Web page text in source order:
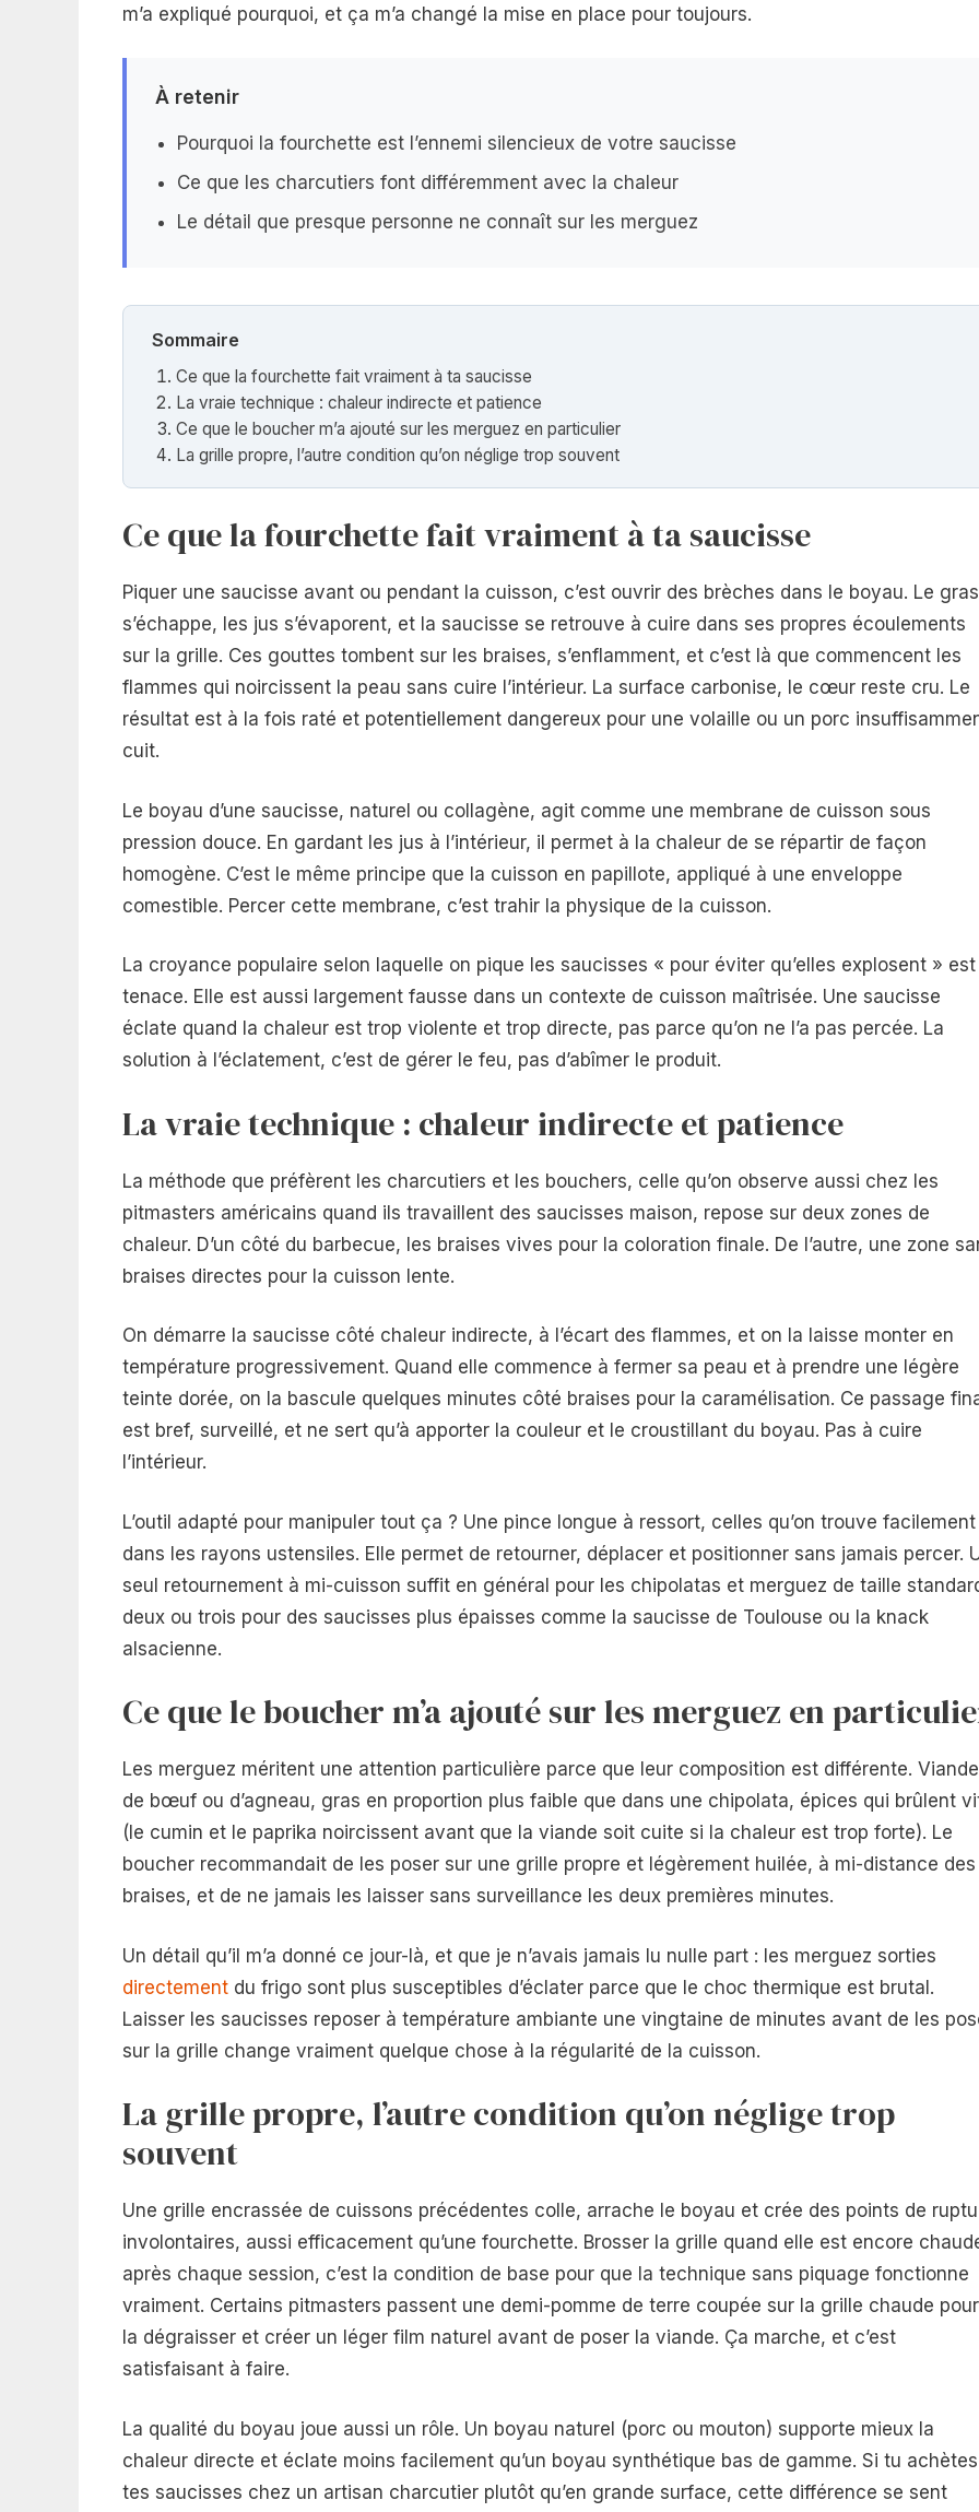
m’a expliqué pourquoi, et ça m’a changé la mise en place pour toujours.
À retenir
Pourquoi la fourchette est l’ennemi silencieux de votre saucisse
Ce que les charcutiers font différemment avec la chaleur
Le détail que presque personne ne connaît sur les merguez
Sommaire
Ce que la fourchette fait vraiment à ta saucisse
La vraie technique : chaleur indirecte et patience
Ce que le boucher m’a ajouté sur les merguez en particulier
La grille propre, l’autre condition qu’on néglige trop souvent
Ce que la fourchette fait vraiment à ta saucisse
Piquer une saucisse avant ou pendant la cuisson, c’est ouvrir des brèches dans le boyau. Le gras
s’échappe, les jus s’évaporent, et la saucisse se retrouve à cuire dans ses propres écoulements
sur la grille. Ces gouttes tombent sur les braises, s’enflamment, et c’est là que commencent les
flammes qui noircissent la peau sans cuire l’intérieur. La surface carbonise, le cœur reste cru. Le
résultat est à la fois raté et potentiellement dangereux pour une volaille ou un porc
cuit.
Le boyau d’une saucisse, naturel ou collagène, agit comme une membrane de cuisson sous
pression douce. En gardant les jus à l’intérieur, il permet à la chaleur de se répartir de façon
homogène. C’est le même principe que la cuisson en papillote, appliqué à une enveloppe
comestible. Percer cette membrane, c’est trahir la physique de la cuisson.
La croyance populaire selon laquelle on pique les saucisses « pour éviter qu’elles explosent » est
tenace. Elle est aussi largement fausse dans un contexte de cuisson maîtrisée. Une saucisse
éclate quand la chaleur est trop violente et trop directe, pas parce qu’on ne l’a pas percée. La
solution à l’éclatement, c’est de gérer le feu, pas d’abîmer le produit.
La vraie technique : chaleur indirecte et patience
La méthode que préfèrent les charcutiers et les bouchers, celle qu’on observe aussi chez les
pitmasters américains quand ils travaillent des saucisses maison, repose sur deux zones de
chaleur. D’un côté du barbecue, les braises vives pour la coloration finale. De l’autre, une zone
braises directes pour la cuisson lente.
On démarre la saucisse côté chaleur indirecte, à l’écart des flammes, et on la laisse monter en
température progressivement. Quand elle commence à fermer sa peau et à prendre une légère
teinte dorée, on la bascule quelques minutes côté braises pour la caramélisation. Ce passage
est bref, surveillé, et ne sert qu’à apporter la couleur et le croustillant du boyau. Pas à cuire
l’intérieur.
L’outil adapté pour manipuler tout ça ? Une pince longue à ressort, celles qu’on trouve facilement
dans les rayons ustensiles. Elle permet de retourner, déplacer et positionner sans jamais percer.
seul retournement à mi-cuisson suffit en général pour les chipolatas et merguez de taille
deux ou trois pour des saucisses plus épaisses comme la saucisse de Toulouse ou la knack
alsacienne.
Ce que le boucher m’a ajouté sur les merguez en
Les merguez méritent une attention particulière parce que leur composition est différente. Viande
de bœuf ou d’agneau, gras en proportion plus faible que dans une chipolata, épices qui brûlent
(le cumin et le paprika noircissent avant que la viande soit cuite si la chaleur est trop forte). Le
boucher recommandait de les poser sur une grille propre et légèrement huilée, à mi-distance des
braises, et de ne jamais les laisser sans surveillance les deux premières minutes.
Un détail qu’il m’a donné ce jour-là, et que je n’avais jamais lu nulle part : les merguez sorties
directement du frigo sont plus susceptibles d’éclater parce que le choc thermique est brutal.
Laisser les saucisses reposer à température ambiante une vingtaine de minutes avant de les
sur la grille change vraiment quelque chose à la régularité de la cuisson.
La grille propre, l’autre condition qu’on néglige trop
souvent
Une grille encrassée de cuissons précédentes colle, arrache le boyau et crée des points de
involontaires, aussi efficacement qu’une fourchette. Brosser la grille quand elle est encore
après chaque session, c’est la condition de base pour que la technique sans piquage fonctionne
vraiment. Certains pitmasters passent une demi-pomme de terre coupée sur la grille chaude pour
la dégraisser et créer un léger film naturel avant de poser la viande. Ça marche, et c’est
satisfaisant à faire.
La qualité du boyau joue aussi un rôle. Un boyau naturel (porc ou mouton) supporte mieux la
chaleur directe et éclate moins facilement qu’un boyau synthétique bas de gamme. Si tu achètes
tes saucisses chez un artisan charcutier plutôt qu’en grande surface, cette différence se sent